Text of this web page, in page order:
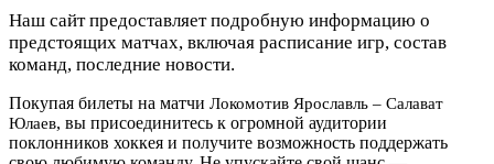
Наш сайт предоставляет подробную информацию о
предстоящих матчах, включая расписание игр, состав
команд, последние новости.
Покупая билеты на матчи Локомотив Ярославль – Салават
Юлаев, вы присоединитесь к огромной аудитории
поклонников хоккея и получите возможность поддержать